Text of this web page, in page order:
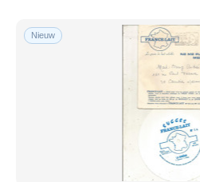
Gratis levering
Bankoverschrijving
Bancontact
Nieuw